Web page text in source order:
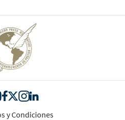
y Condiciones